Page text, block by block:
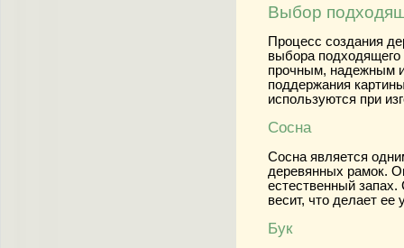
Выбор
Процесс создания
выбора
прочным, надежным
поддержания
используются при
Сосна
Сосна является
деревянных рамок.
естественный
весит, что делает
Бук